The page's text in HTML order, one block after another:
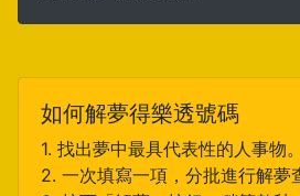
如何解夢得樂透號碼
1. 找出夢中最具代表性的人事物。
2. 一次填寫一項，分批進行解夢